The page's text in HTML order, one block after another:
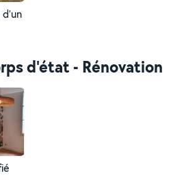
d'état - Rénovation